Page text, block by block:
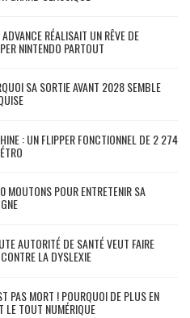
RÉALISAIT UN RÊVE DE
NINTENDO PARTOUT
SA SORTIE AVANT 2028 SEMBLE
: UN FLIPPER FONCTIONNEL DE 2 274
MOUTONS POUR ENTRETENIR SA
AUTORITÉ DE SANTÉ VEUT FAIRE
LA DYSLEXIE
PAS MORT ! POURQUOI DE PLUS EN
LE TOUT NUMÉRIQUE